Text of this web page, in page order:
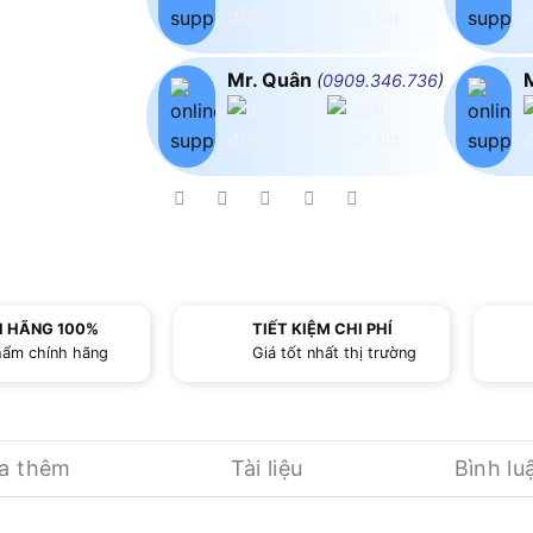
Mr. Quân (0909.346.736)
HÃNG 100%
chính hãng
TIẾT KIỆM CHI PHÍ
Giá tốt nhất thị trường
thêm Tài liệu Bình